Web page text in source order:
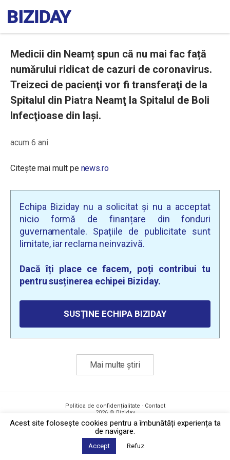
Medicii din Neamț spun că nu mai fac față
numărului ridicat de cazuri de coronavirus.
Treizeci de pacienţi vor fi transferaţi de la
Spitalul din Piatra Neamţ la Spitalul de Boli
Infecţioase din Iaşi.
acum 6 ani
Citește mai mult pe news.ro
Echipa Biziday nu a solicitat și nu a acceptat
nicio formă de finanțare din fonduri
guvernamentale. Spațiile de publicitate sunt
limitate, iar reclama neinvazivă.
Dacă îți place ce facem, poți contribui tu
pentru susținerea echipei Biziday.
SUSȚINE ECHIPA BIZIDAY
Mai multe știri
Politica de confidențialitate · Contact
2026 © Biziday
Acest site foloseşte cookies pentru a îmbunătăți experiența ta
de navigare.
Accept Refuz